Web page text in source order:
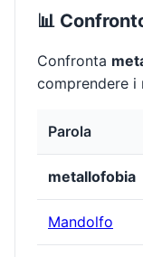
📊
Confronta
comprendere i
Parola
metallofobia
Mandolfo